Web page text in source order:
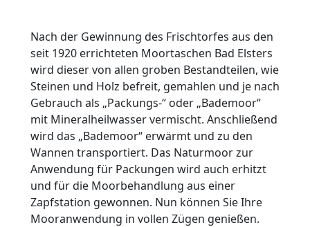
Nach der Gewinnung des Frischtorfes aus den
seit 1920 errichteten Moortaschen Bad Elsters
wird dieser von allen groben Bestandteilen, wie
Steinen und Holz befreit, gemahlen und je nach
Gebrauch als „Packungs-“ oder „Bademoor“
mit Mineralheilwasser vermischt. Anschließend
wird das „Bademoor“ erwärmt und zu den
Wannen transportiert. Das Naturmoor zur
Anwendung für Packungen wird auch erhitzt
und für die Moorbehandlung aus einer
Zapfstation gewonnen. Nun können Sie Ihre
Mooranwendung in vollen Zügen genießen.